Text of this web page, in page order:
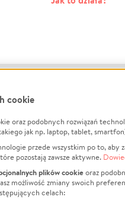
Informacje
Jak to
Regulamin
Polityka
cookie
oraz podobnych rozwiązań
jak np. laptop, tablet,
przede wszystkim po to, aby
pozostają zawsze aktywne.
plików cookieoraz
możliwość zmiany swoich
celach: